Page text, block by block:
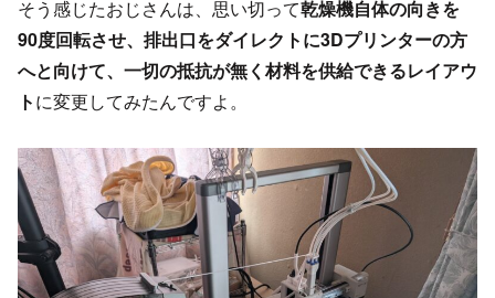
そう感じたおじさんは、思い切って乾燥機自体の向きを
90度回転させ、排出口をダイレクトに3Dプリンターの方
へと向けて、一切の抵抗が無く材料を供給できるレイアウ
トに変更してみたんですよ。